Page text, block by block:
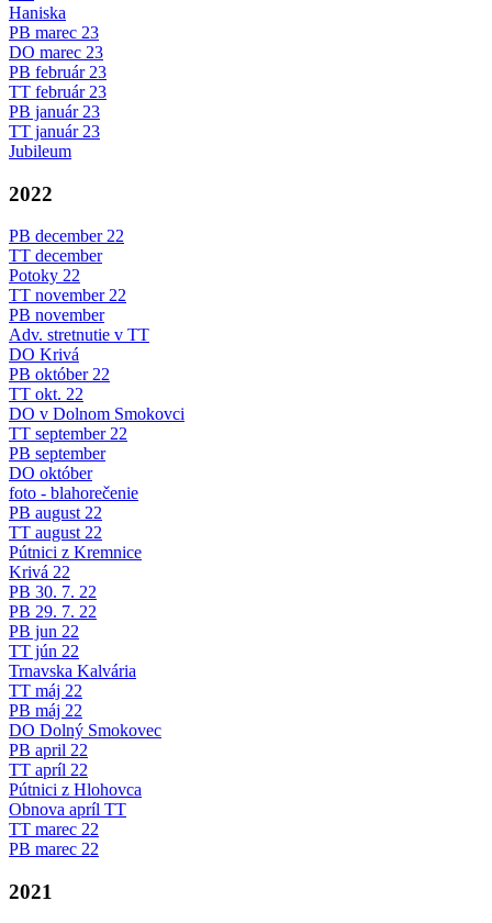
Haniska
PB marec 23
DO marec 23
PB február 23
TT február 23
PB január 23
TT január 23
Jubileum
2022
PB december 22
TT december
Potoky 22
TT november 22
PB november
Adv. stretnutie v TT
DO Krivá
PB október 22
TT okt. 22
DO v Dolnom Smokovci
TT september 22
PB september
DO október
foto - blahorečenie
PB august 22
TT august 22
Pútnici z Kremnice
Krivá 22
PB 30. 7. 22
PB 29. 7. 22
PB jun 22
TT jún 22
Trnavska Kalvária
TT máj 22
PB máj 22
DO Dolný Smokovec
PB april 22
TT apríl 22
Pútnici z Hlohovca
Obnova apríl TT
TT marec 22
PB marec 22
2021